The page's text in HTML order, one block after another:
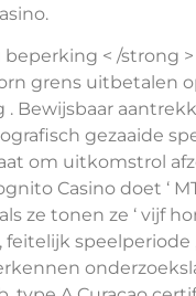
< /strong
grens uitbetalen
Bewijsbaar
gezaaide
om uitkomstrol
Casino doet ‘
ze tonen ze ‘ vijf
speelperiode